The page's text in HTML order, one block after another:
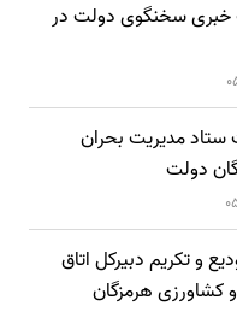
سخنگوی دولت در
مدیریت بحران
دولت
و تکریم دبیرکل اتاق
و کشاورزی هرمزگان